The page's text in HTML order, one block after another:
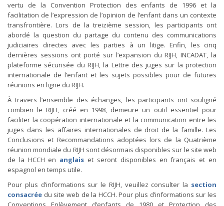
vertu de la Convention Protection des enfants de 1996 et la
facilitation de l’expression de l’opinion de l’enfant dans un contexte
transfrontière. Lors de la treizième session, les participants ont
abordé la question du partage du contenu des communications
judiciaires directes avec les parties à un litige. Enfin, les cinq
dernières sessions ont porté sur l’expansion du RIJH, INCADAT, la
plateforme sécurisée du RIJH, la Lettre des juges sur la protection
internationale de l’enfant et les sujets possibles pour de futures
réunions en ligne du RIJH.
À travers l’ensemble des échanges, les participants ont souligné
combien le RIJH, créé en 1998, demeure un outil essentiel pour
faciliter la coopération internationale et la communication entre les
juges dans les affaires internationales de droit de la famille. Les
Conclusions et Recommandations adoptées lors de la Quatrième
réunion mondiale du RIJH sont désormais disponibles sur le site web
de la HCCH en anglais et seront disponibles en français et en
espagnol en temps utile.
Pour plus d’informations sur le RIJH, veuillez consulter la section
consacrée du site web de la HCCH. Pour plus d’informations sur les